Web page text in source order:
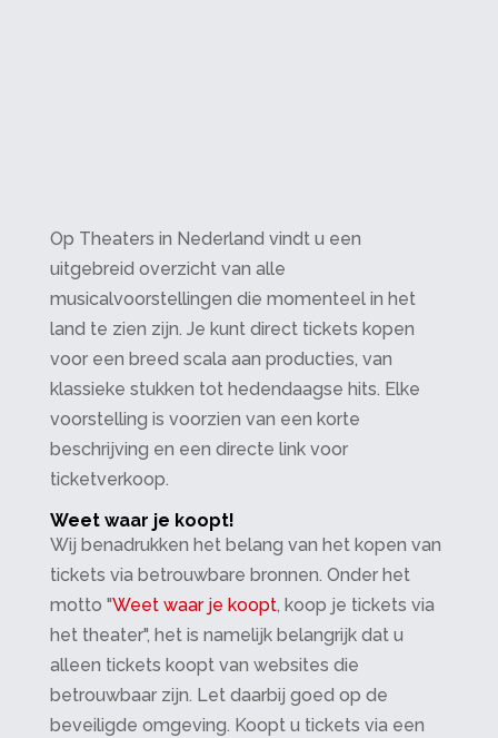
Op Theaters in Nederland vindt u een
uitgebreid overzicht van alle
musicalvoorstellingen die momenteel in het
land te zien zijn. Je kunt direct tickets kopen
voor een breed scala aan producties, van
klassieke stukken tot hedendaagse hits. Elke
voorstelling is voorzien van een korte
beschrijving en een directe link voor
ticketverkoop.
Weet waar je koopt!
Wij benadrukken het belang van het kopen van
tickets via betrouwbare bronnen. Onder het
motto "Weet waar je koopt, koop je tickets via
het theater", het is namelijk belangrijk dat u
alleen tickets koopt van websites die
betrouwbaar zijn. Let daarbij goed op de
beveiligde omgeving. Koopt u tickets via een